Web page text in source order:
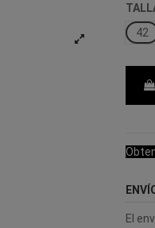
42
El